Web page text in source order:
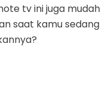
tv ini juga mudah
saat kamu sedang